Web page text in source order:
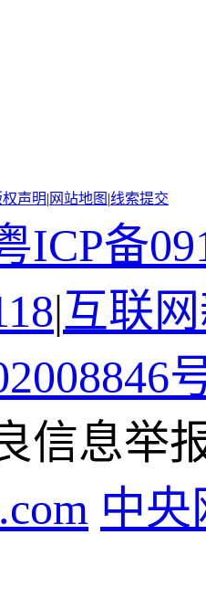
权声明| 网站地图 |线索提交
ICP备
|互联
信息举
中